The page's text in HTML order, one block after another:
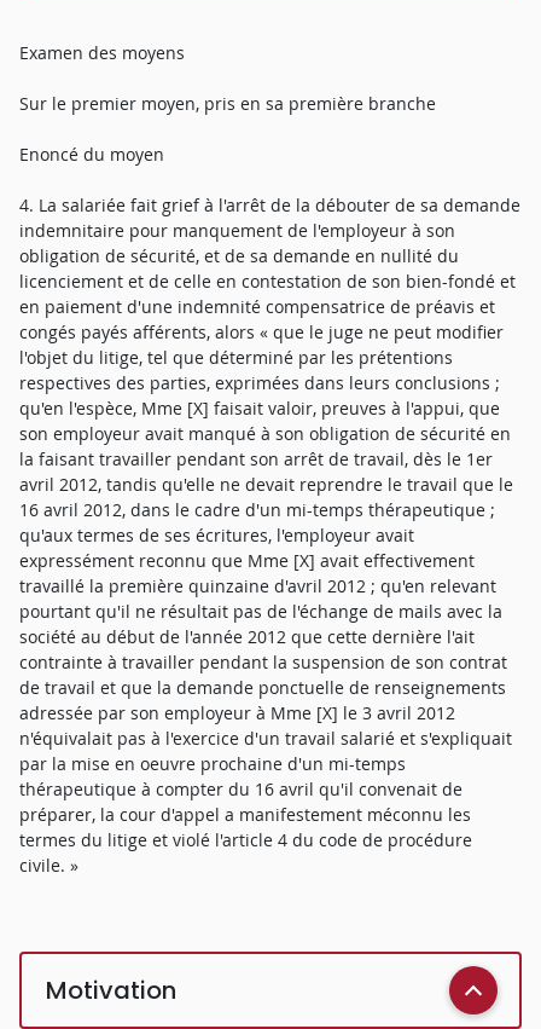
Examen des moyens
Sur le premier moyen, pris en sa première branche
Enoncé du moyen
4. La salariée fait grief à l'arrêt de la débouter de sa demande
indemnitaire pour manquement de l'employeur à son
obligation de sécurité, et de sa demande en nullité du
licenciement et de celle en contestation de son bien-fondé et
en paiement d'une indemnité compensatrice de préavis et
congés payés afférents, alors « que le juge ne peut modifier
l'objet du litige, tel que déterminé par les prétentions
respectives des parties, exprimées dans leurs conclusions ;
qu'en l'espèce, Mme [X] faisait valoir, preuves à l'appui, que
son employeur avait manqué à son obligation de sécurité en
la faisant travailler pendant son arrêt de travail, dès le 1er
avril 2012, tandis qu'elle ne devait reprendre le travail que le
16 avril 2012, dans le cadre d'un mi-temps thérapeutique ;
qu'aux termes de ses écritures, l'employeur avait
expressément reconnu que Mme [X] avait effectivement
travaillé la première quinzaine d'avril 2012 ; qu'en relevant
pourtant qu'il ne résultait pas de l'échange de mails avec la
société au début de l'année 2012 que cette dernière l'ait
contrainte à travailler pendant la suspension de son contrat
de travail et que la demande ponctuelle de renseignements
adressée par son employeur à Mme [X] le 3 avril 2012
n'équivalait pas à l'exercice d'un travail salarié et s'expliquait
par la mise en oeuvre prochaine d'un mi-temps
thérapeutique à compter du 16 avril qu'il convenait de
préparer, la cour d'appel a manifestement méconnu les
termes du litige et violé l'article 4 du code de procédure
civile. »
Motivation